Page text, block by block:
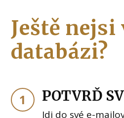
Ještě nejsi
databázi?
1 POTVRĎ
Jdi do své e-